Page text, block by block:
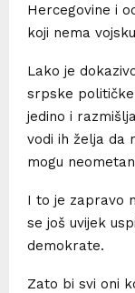
Hercegovine i
koji nema
Lako je
srpske političke
jedino i
vodi ih želja da
mogu
I to je zapravo
se još uvijek
demokrate.
Zato bi svi oni